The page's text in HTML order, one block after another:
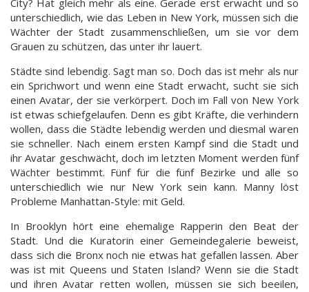
unterschiedlich, wie das Leben in New York, müssen sich die
Wächter der Stadt zusammenschließen, um sie vor dem
Grauen zu schützen, das unter ihr lauert.
Städte sind lebendig. Sagt man so. Doch das ist mehr als nur
ein Sprichwort und wenn eine Stadt erwacht, sucht sie sich
einen Avatar, der sie verkörpert. Doch im Fall von New York
ist etwas schiefgelaufen. Denn es gibt Kräfte, die verhindern
wollen, dass die Städte lebendig werden und diesmal waren
sie schneller. Nach einem ersten Kampf sind die Stadt und
ihr Avatar geschwächt, doch im letzten Moment werden fünf
Wächter bestimmt. Fünf für die fünf Bezirke und alle so
unterschiedlich wie nur New York sein kann. Manny löst
Probleme Manhattan-Style: mit Geld.
In Brooklyn hört eine ehemalige Rapperin den Beat der
Stadt. Und die Kuratorin einer Gemeindegalerie beweist,
dass sich die Bronx noch nie etwas hat gefallen lassen. Aber
was ist mit Queens und Staten Island? Wenn sie die Stadt
und ihren Avatar retten wollen, müssen sie sich beeilen,